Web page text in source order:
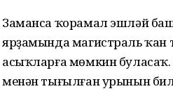
Заманса ҡорамал эшләй
ярҙамында магистраль
асыҡларға мөмкин
менән тығылған урынын